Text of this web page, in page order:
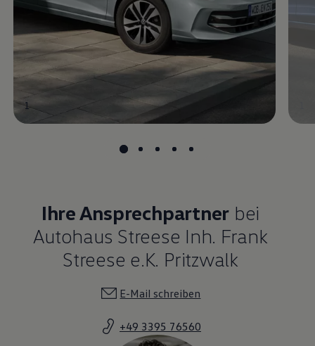
1
Ihre Ansprechpartner bei
Autohaus Streese Inh. Frank
Streese e.K. Pritzwalk
E-Mail schreiben
+49 3395 76560